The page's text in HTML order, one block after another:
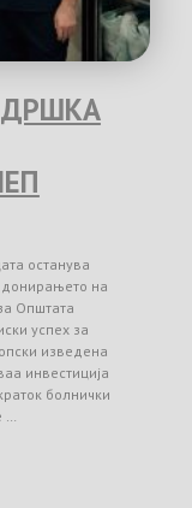
останува
донирањето на
Општата
успех за
изведена
инвестиција
болнички
…